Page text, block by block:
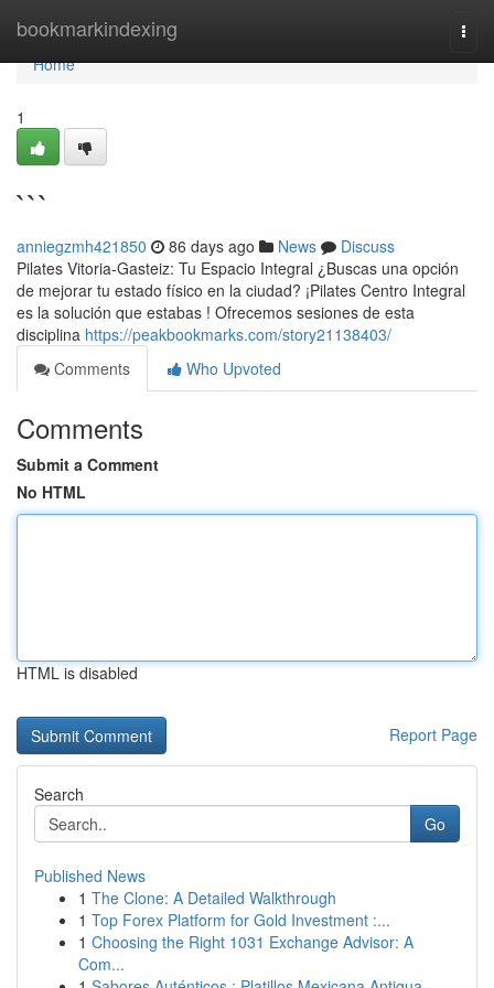
bookmarkindexing
Home
Home
1
```
anniegzmh421850 86 days ago News
Discuss
Pilates Vitoria-Gasteiz: Tu Espacio Integral ¿Buscas una opción
de mejorar tu estado físico en la ciudad? ¡Pilates Centro Integral
es la solución que estabas ! Ofrecemos sesiones de esta
disciplina https://peakbookmarks.com/story21138403/
Comments
Who Upvoted
Comments
Submit a Comment
No HTML
HTML is disabled
Report Page
Search
Go
Published News
1 The Clone: A Detailed Walkthrough
1 Top Forex Platform for Gold Investment :...
1 Choosing the Right 1031 Exchange Advisor: A
Com...